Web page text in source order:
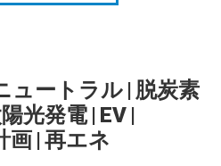
ュートラル | 脱炭素
光発電 | EV |
画 |再エネ